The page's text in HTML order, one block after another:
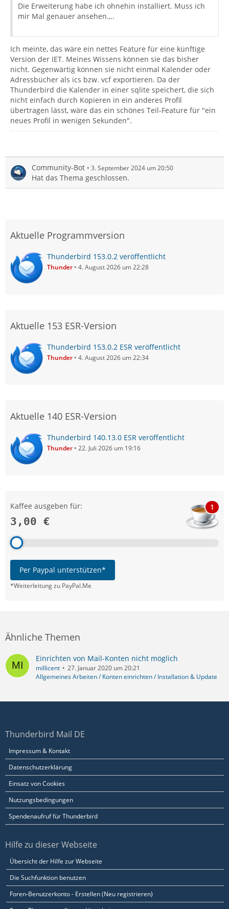
Die Erweiterung habe ich ohnehin installiert. Muss ich
mir Mal genauer ansehen.,..
Ich meinte, das wäre ein nettes Feature für eine künftige
Version der IET. Meines Wissens können sie das bisher
nicht. Gegenwärtig können sie nicht einmal Kalender oder
Adressbücher als ics bzw. vcf exportieren. Da der
Thunderbird die Kalender in einer sqlite speichert, die sich
nicht einfach durch Kopieren in ein anderes Profil
übertragen lässt, wäre das ein schönes Teil-Feature für "ein
neues Profil in wenigen Sekunden".
Community-Bot 3. September 2024 um 20:50
Hat das Thema geschlossen.
Aktuelle Programmversion
Thunderbird 153.0.2 veröffentlicht
Thunder 4. August 2026 um 22:28
Aktuelle 153 ESR-Version
Thunderbird 153.0.2 ESR veröffentlicht
Thunder 4. August 2026 um 22:34
Aktuelle 140 ESR-Version
Thunderbird 140.13.0 ESR veröffentlicht
Thunder 22. Juli 2026 um 19:16
Kaffee ausgeben für:
3,00 €
1
Per Paypal unterstützen*
*Weiterleitung zu PayPal.Me
Ähnliche Themen
Einrichten von Mail-Konten nicht möglich
millicent
27. Januar 2020 um 20:21
Allgemeines Arbeiten / Konten einrichten / Installation & Update
Thunderbird Mail DE
Impressum & Kontakt
Datenschutzerklärung
Einsatz von Cookies
Nutzungsbedingungen
Spendenaufruf für Thunderbird
Hilfe zu dieser Webseite
Übersicht der Hilfe zur Webseite
Die Suchfunktion benutzen
Foren-Benutzerkonto - Erstellen (Neu registrieren)